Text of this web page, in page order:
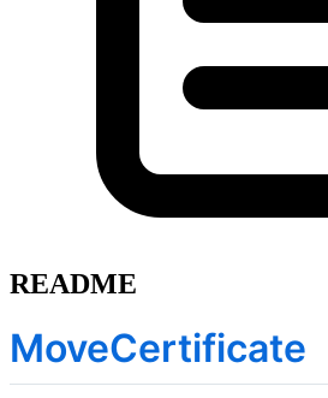
README
MoveCertificate